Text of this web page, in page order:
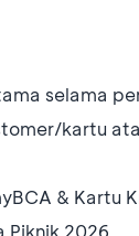
selama
kartu
& Kartu
Piknik 2026